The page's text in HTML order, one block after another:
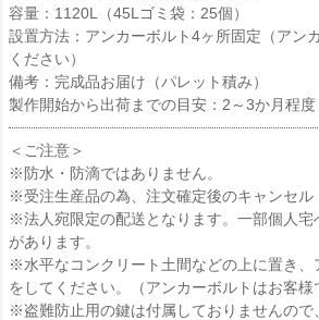
容量：1120L（45Lゴミ袋：25個）
設置方法：アンカーボルト4ヶ所固定（アン
ください）
備考：完成品お届け（パレット積み）
製作開始から出荷までの目安：2～3か月程度
＜ご注意＞
※防水・防滴ではありません。
※受注生産品の為、注文確定後のキャンセル
※法人宛限定の配送となります。一部個人宅
があります。
※水平なコンクリート土間などの上に置き、
をしてください。（アンカーボルトはお客様
※盗難防止用の鍵は付属しておりませんので